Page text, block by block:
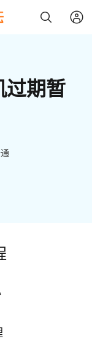
过期暂